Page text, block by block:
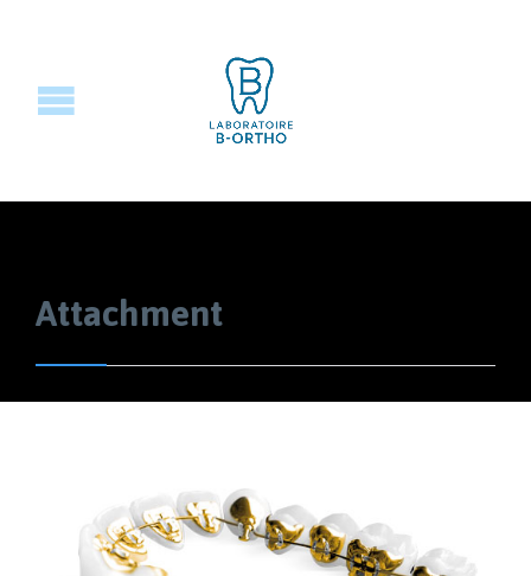
Attachment